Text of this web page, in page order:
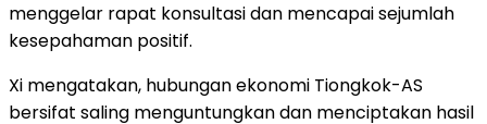
menggelar rapat konsultasi dan mencapai sejumlah
kesepahaman positif.
Xi mengatakan, hubungan ekonomi Tiongkok-AS
bersifat saling menguntungkan dan menciptakan hasil